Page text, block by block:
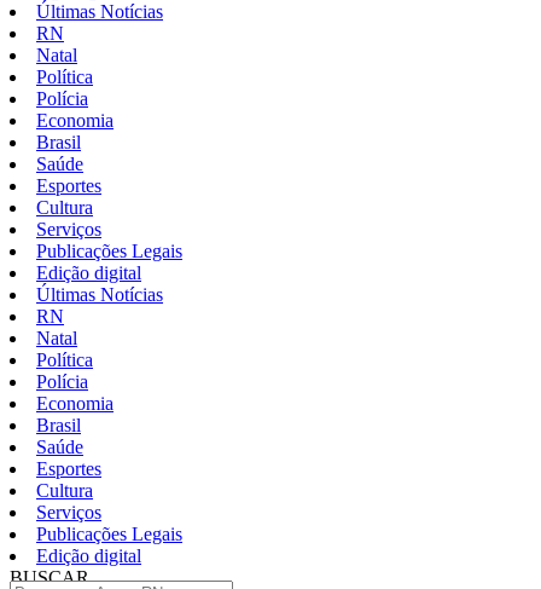
Últimas Notícias
RN
Natal
Política
Polícia
Economia
Brasil
Saúde
Esportes
Cultura
Serviços
Publicações Legais
Edição digital
Últimas Notícias
RN
Natal
Política
Polícia
Economia
Brasil
Saúde
Esportes
Cultura
Serviços
Publicações Legais
Edição digital
BUSCAR